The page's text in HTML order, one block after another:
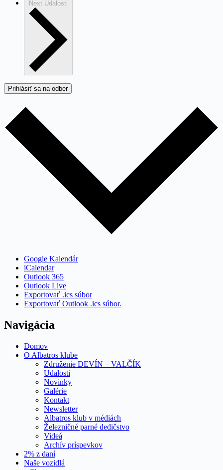
Next Udalosti
Prihlásiť sa na odber
Google Kalendár
iCalendar
Outlook 365
Outlook Live
Exportovať .ics súbor
Exportovať Outlook .ics súbor.
Navigácia
Domov
O Albatros klube
Združenie DEVÍN – VALČÍK
Udalosti
Novinky
Galérie
Kontakt
Newsletter
Albatros klub v médiách
Železničné parné dedičstvo
Videá
Archív príspevkov
2% z daní
Naše vozidlá